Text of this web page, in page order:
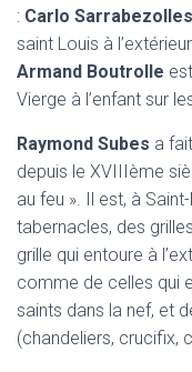
: Carlo Sarrabezolles
saint Louis à
Armand Boutrolle
Vierge à l’enfant sur
Raymond Subes a
depuis le XVIIIème
au feu ». Il est, à
tabernacles, des
grille qui entoure à
comme de celles qui
saints dans la nef, et
(chandeliers, crucifix,